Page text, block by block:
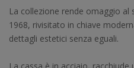
La collezione rende omaggio al
1968, rivisitato in chiave
dettagli estetici senza eguali.
La cassa è in acciaio,